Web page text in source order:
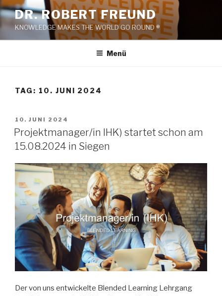
Zum
Inhalt
springen
DR. ROBERT FREUND
KNOWLEDGE MAKES THE WORLD GO ROUND ®
Menü
TAG: 10. JUNI 2024
VERÖFFENTLICHT
AM
10. JUNI 2024
Projektmanager/in IHK) startet schon am
15.08.2024 in Siegen
Der von uns entwickelte Blended Learning Lehrgang